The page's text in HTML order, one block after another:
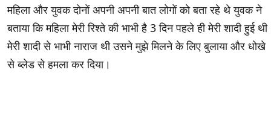
महिला और युवक दोनों अपनी अपनी बात लोगों को बता रहे थे युवक ने
बताया कि महिला मेरी रिश्ते की भाभी है 3 दिन पहले ही मेरी शादी हुई थी
मेरी शादी से भाभी नाराज थी उसने मुझे मिलने के लिए बुलाया और धोखे
से ब्लेड से हमला कर दिया।